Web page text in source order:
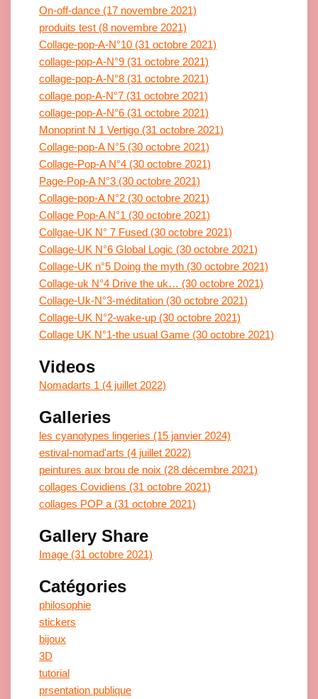
On-off-dance (17 novembre 2021)
produits test (8 novembre 2021)
Collage-pop-A-N°10 (31 octobre 2021)
collage-pop-A-N°9 (31 octobre 2021)
collage-pop-A-N°8 (31 octobre 2021)
collage pop-A-N°7 (31 octobre 2021)
collage-pop-A-N°6 (31 octobre 2021)
Monoprint N 1 Vertigo (31 octobre 2021)
Collage-pop-A N°5 (30 octobre 2021)
Collage-Pop-A N°4 (30 octobre 2021)
Page-Pop-A N°3 (30 octobre 2021)
Collage-pop-A N°2 (30 octobre 2021)
Collage Pop-A N°1 (30 octobre 2021)
Collgae-UK N° 7 Fused (30 octobre 2021)
Collage-UK N°6 Global Logic (30 octobre 2021)
Collage-UK n°5 Doing the myth (30 octobre 2021)
Collage-uk N°4 Drive the uk… (30 octobre 2021)
Collage-Uk-N°3-méditation (30 octobre 2021)
Collage-UK N°2-wake-up (30 octobre 2021)
Collage UK N°1-the usual Game (30 octobre 2021)
Videos
Nomadarts 1 (4 juillet 2022)
Galleries
les cyanotypes lingeries (15 janvier 2024)
estival-nomad'arts (4 juillet 2022)
peintures aux brou de noix (28 décembre 2021)
collages Covidiens (31 octobre 2021)
collages POP a (31 octobre 2021)
Gallery Share
Image (31 octobre 2021)
Catégories
philosophie
stickers
bijoux
3D
tutorial
prsentation publique